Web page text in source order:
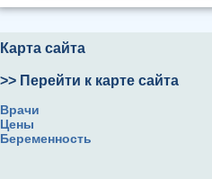
ДПИД
Остеокальцин
Карта сайта
>> Перейти к карте сайта
Врачи
Цены
Беременность